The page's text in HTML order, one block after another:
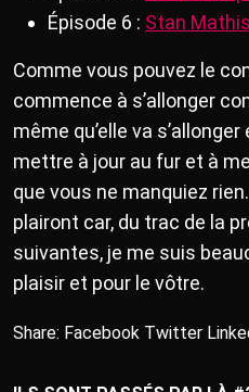
Épisode 6 : Stan
Comme vous pouvez le
commence à s’allonger
même qu’elle va
mettre à jour au fur et à
que vous ne manquiez
plairont car, du trac de la
suivantes, je me suis
plaisir et pour le vôtre.
Share: Facebook Twitter